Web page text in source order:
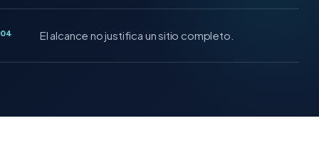
04 El alcance no justifica un sitio completo.